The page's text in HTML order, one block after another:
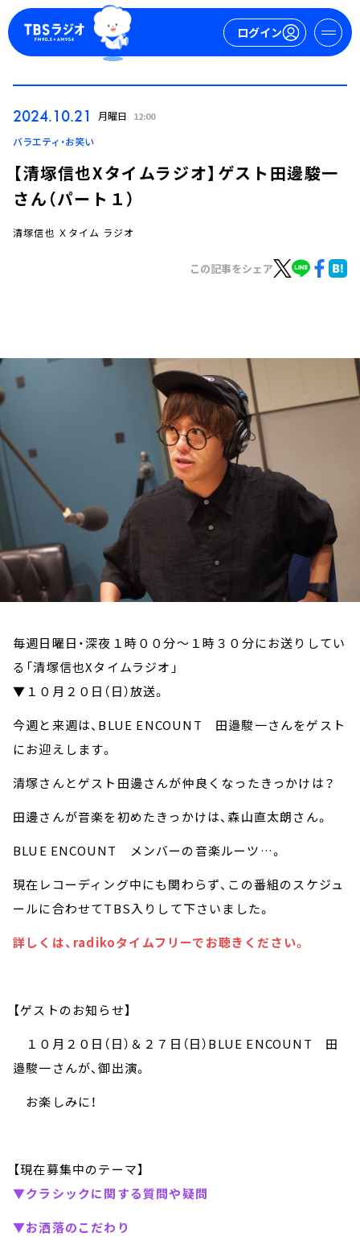
ログイン
ログイン
お知らせ
イベント・グッズ
2024.10.21 月曜日 12:00
バラエティ・お笑い
【清塚信也Xタイムラジオ】ゲスト田邊駿一
さん（パート１）
清塚信也 Ｘタイム ラジオ
この記事をシェア
毎週日曜日・深夜１時００分～１時３０分にお送りしてい
る「清塚信也Xタイムラジオ」
▼１０月２０日（日）放送。
今週と来週は、 BLUE ENCOUNT 田邉駿一さんをゲスト
にお迎えします。
清塚さんとゲスト田邊さんが仲良くなったきっかけは？
田邊さんが音楽を初めたきっかけは、森山直太朗さん。
BLUE ENCOUNT メンバーの音楽ルーツ…。
現在レコーディング中にも関わらず、この番組のスケジュ
ールに合わせてTBS入りして下さいました。
詳しくは、radikoタイムフリーでお聴きください。
【ゲストのお知らせ】
１０月２０日（日）＆２７日（日）BLUE ENCOUNT 田
邉駿一さんが、御出演。
お楽しみに！
【現在募集中のテーマ】
▼クラシックに関する質問や疑問
▼お洒落のこだわり